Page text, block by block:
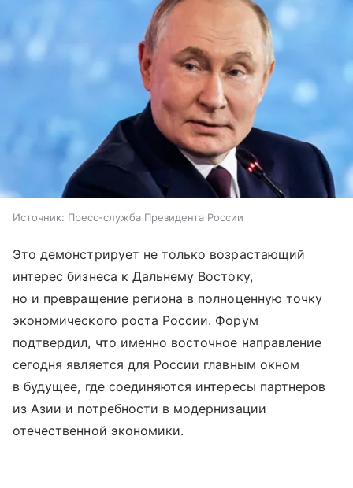
Источник: Пресс-служба Президента России
Это демонстрирует не только возрастающий
интерес бизнеса к Дальнему Востоку,
но и превращение региона в полноценную точку
экономического роста России. Форум
подтвердил, что именно восточное направление
сегодня является для России главным окном
в будущее, где соединяются интересы партнеров
из Азии и потребности в модернизации
отечественной экономики.